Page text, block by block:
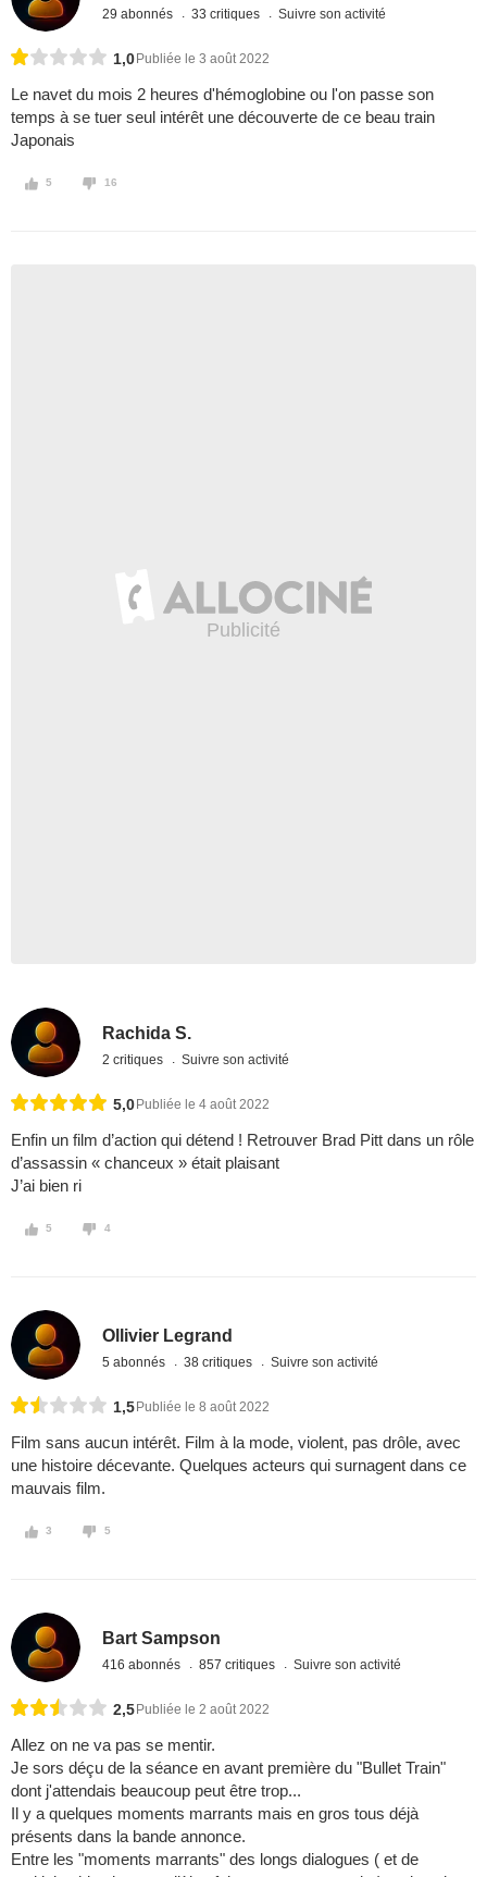
29 abonnés 33 critiques Suivre son activité
1,0 Publiée le 3 août 2022
Le navet du mois 2 heures d'hémoglobine ou l'on passe son
temps à se tuer seul intérêt une découverte de ce beau train
Japonais
5 16
Rachida S.
2 critiques Suivre son activité
5,0 Publiée le 4 août 2022
Enfin un film d’action qui détend ! Retrouver Brad Pitt dans un rôle
d’assassin « chanceux » était plaisant
J’ai bien ri
5 4
Ollivier Legrand
5 abonnés 38 critiques Suivre son activité
1,5 Publiée le 8 août 2022
Film sans aucun intérêt. Film à la mode, violent, pas drôle, avec
une histoire décevante. Quelques acteurs qui surnagent dans ce
mauvais film.
3 5
Bart Sampson
416 abonnés 857 critiques Suivre son activité
2,5 Publiée le 2 août 2022
Allez on ne va pas se mentir.
Je sors déçu de la séance en avant première du "Bullet Train"
dont j'attendais beaucoup peut être trop...
Il y a quelques moments marrants mais en gros tous déjà
présents dans la bande annonce.
Entre les "moments marrants" des longs dialogues ( et de